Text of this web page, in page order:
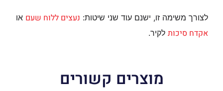
לצורך משימה זו, ישנם עוד שני שיטות: נעצים ללוח שעם או
אקדח סיכות לקיר.
מוצרים קשורים